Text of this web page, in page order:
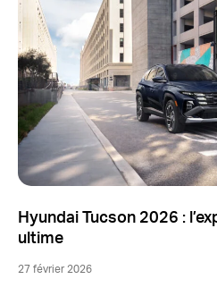
Hyundai Tucson 2026 :
ultime
27 février 2026